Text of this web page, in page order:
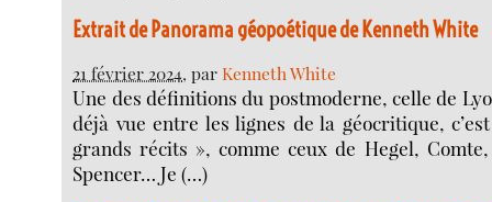
Extrait de Panorama géopoétique de Kenneth White
21 février 2024, parKenneth White
Une des définitions du postmoderne, celle de
déjà vue entre les lignes de la géocritique, c’est
grands récits », comme ceux de Hegel,
Spencer… Je (…)